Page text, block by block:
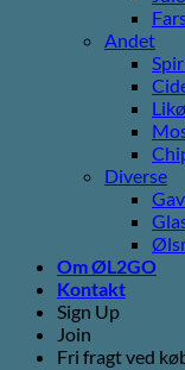
Andet
Diverse
Om ØL2GO
Kontakt
Sign Up
Join
Fri fragt ved